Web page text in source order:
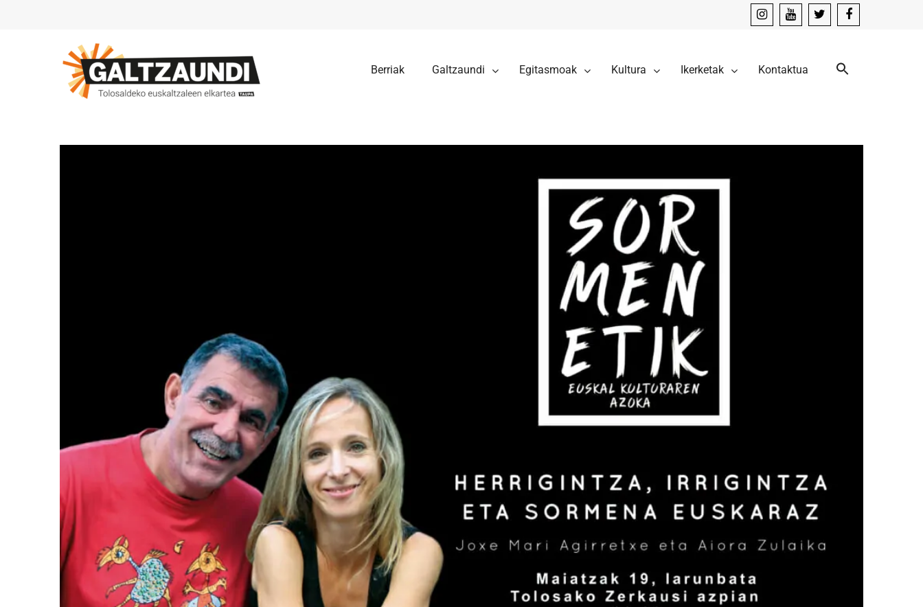
Berriak Galtzaundi Egitasmoak Kultura Ikerketak Kontaktua